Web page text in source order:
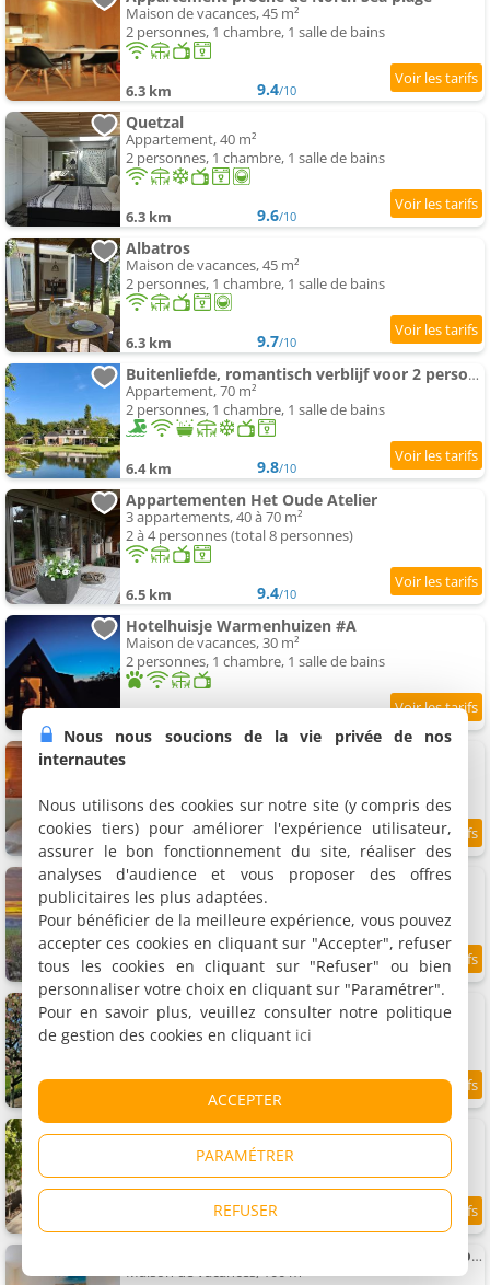
Maison de vacances, 45 m²
2 personnes, 1 chambre, 1 salle de bains
6.3 km 9.4/10
Quetzal
Appartement, 40 m²
2 personnes, 1 chambre, 1 salle de bains
6.3 km 9.6/10
Albatros
Maison de vacances, 45 m²
2 personnes, 1 chambre, 1 salle de bains
6.3 km 9.7/10
Buitenliefde, romantisch verblijf voor 2 personen
Appartement, 70 m²
2 personnes, 1 chambre, 1 salle de bains
6.4 km 9.8/10
Appartementen Het Oude Atelier
3 appartements, 40 à 70 m²
2 à 4 personnes (total 8 personnes)
6.5 km 9.4/10
Hotelhuisje Warmenhuizen #A
Maison de vacances, 30 m²
2 personnes, 1 chambre, 1 salle de bains
Hotelhuisje Warmenhuizen #B
6.6 km 8.8/10
Hotelhuisje Warmenhuizen #C
Maison de vacances, 30 m²
2 personnes, 1 chambre, 1 salle de bains
6.6 km 8.7/10
Hotelhuisje Warmenhuizen #D
Maison de vacances, 30 m²
2 personnes, 1 chambre, 1 salle de bains
8.8/10
The Forester Schoorl
Maison de vacances, 60 m²
4 personnes, 2 chambres, 1 salle de bains
9
Vakantiehuis Duinwald, geschikt voor 8 personen
Maison de vacances, 100 m²
Nous nous soucions de la vie privée de nos
internautes
Nous utilisons des cookies sur notre site (y compris des
cookies tiers) pour améliorer l'expérience utilisateur,
assurer le bon fonctionnement du site, réaliser des
analyses d'audience et vous proposer des offres
publicitaires les plus adaptées.
Pour bénéficier de la meilleure expérience, vous pouvez
accepter ces cookies en cliquant sur "Accepter", refuser
tous les cookies en cliquant sur "Refuser" ou bien
personnaliser votre choix en cliquant sur "Paramétrer".
Pour en savoir plus, veuillez consulter notre politique
de gestion des cookies en cliquant ici
ACCEPTER
PARAMÉTRER
REFUSER